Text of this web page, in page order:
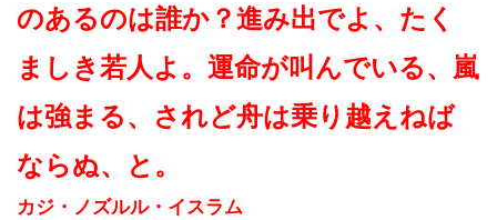
のあるのは誰か？進み出でよ、たく
ましき若人よ。運命が叫んでいる、嵐
は強まる、されど舟は乗り越えねば
ならぬ、と。
カジ・ノズルル・イスラム